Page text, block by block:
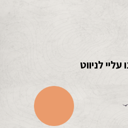
עליי לניווט